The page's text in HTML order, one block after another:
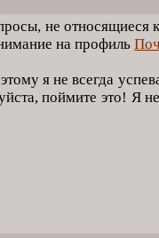
не относящиеся
на профиль
я не всегда
поймите это! Я